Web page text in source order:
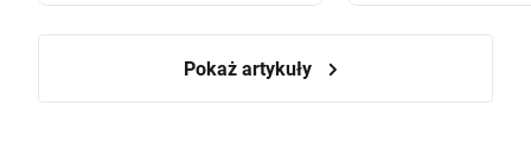
Pokaż artykuły